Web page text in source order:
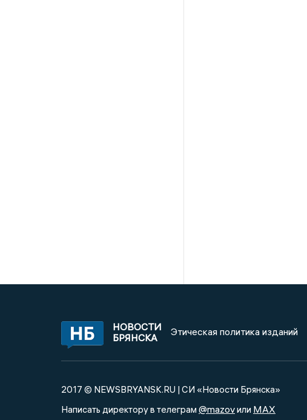
НОВОСТИ
БРЯНСКА
Этическая политика изданий
2017 © NEWSBRYANSK.RU | СИ «Новости Брянска»
Написать директору в телеграм @mazovили MAX